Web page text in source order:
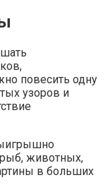
повесить одну
узоров и
животных,
в больших